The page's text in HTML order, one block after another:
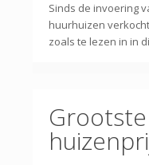
Sinds de invoering
huurhuizen
zoals te lezen in in